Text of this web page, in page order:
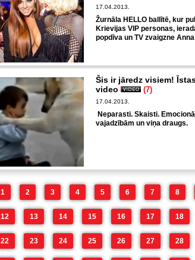
17.04.2013.
Žurnāla HELLO ballītē, kur
Krievijas VIP personas,
popdīva un TV zvaigzne
Šis ir jāredz visiem!
video
(7)
17.04.2013.
Neparasti. Skaisti.
vajadzībām un viņa draugs.
1 2 3 4 5 6 7 8
12 13 14 15 16 17 18
22 23 24 25 26 27 28